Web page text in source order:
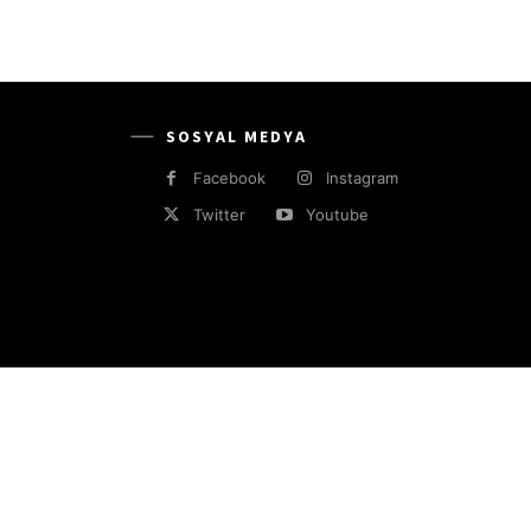
SOSYAL MEDYA
Facebook
Instagram
Twitter
Youtube